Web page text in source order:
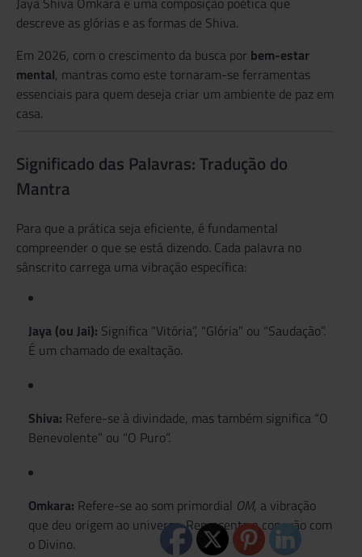
descreve as glórias e as formas de Shiva.
Em 2026, com o crescimento da busca por bem-estar
mental, mantras como este tornaram-se ferramentas
essenciais para quem deseja criar um ambiente de paz em
casa.
Significado das Palavras: Tradução do
Mantra
Para que a prática seja eficiente, é fundamental
compreender o que se está dizendo. Cada palavra no
sânscrito carrega uma vibração específica:
Jaya (ou Jai): Significa “Vitória”, “Glória” ou “Saudação”.
É um chamado de exaltação.
Shiva: Refere-se à divindade, mas também significa “O
Benevolente” ou “O Puro”.
Omkara: Refere-se ao som primordial OM, a vibração
que deu origem ao universo. Representa a conexão com
o Divino.